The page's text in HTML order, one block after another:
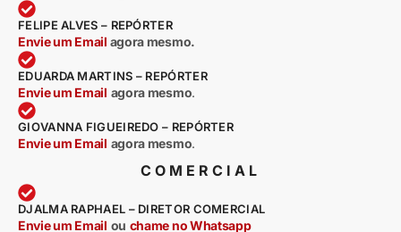
FELIPE ALVES – REPÓRTER
Envie um Email agora mesmo.
EDUARDA MARTINS – REPÓRTER
Envie um Email agora mesmo.
GIOVANNA FIGUEIREDO – REPÓRTER
Envie um Email agora mesmo.
COMERCIAL
DJALMA RAPHAEL – DIRETOR COMERCIAL
Envie um Email ou chame no Whatsapp